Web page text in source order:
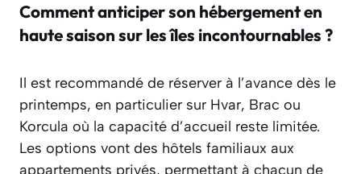
Comment anticiper son hébergement en
haute saison sur les îles incontournables ?
Il est recommandé de réserver à l’avance dès le
printemps, en particulier sur Hvar, Brac ou
Korcula où la capacité d’accueil reste limitée.
Les options vont des hôtels familiaux aux
appartements privés, permettant à chacun de